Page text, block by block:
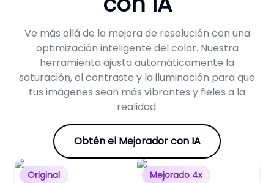
Ve más allá de la mejora de resolución con una
optimización inteligente del color. Nuestra
herramienta ajusta automáticamente la
saturación, el contraste y la iluminación para que
tus imágenes sean más vibrantes y fieles a la
realidad.
Obtén el Mejorador con IA
Original Mejorado 4x